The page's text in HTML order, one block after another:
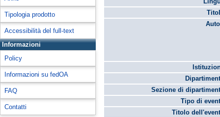
Tipologia prodotto
Accessibilità del full-text
Informazioni
Policy
Informazioni su fedOA
FAQ
Contatti
Sezione di
Tipo di
Titolo